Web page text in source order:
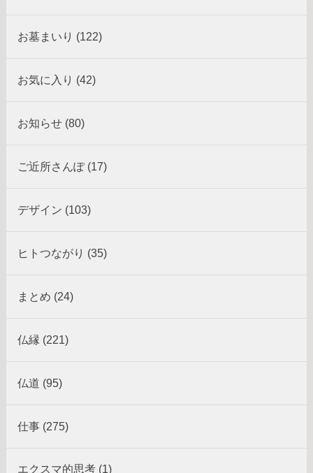
お墓まいり (122)
お気に入り (42)
お知らせ (80)
ご近所さんぽ (17)
デザイン (103)
ヒトつながり (35)
まとめ (24)
仏縁 (221)
仏道 (95)
仕事 (275)
エクスマ的思考 (1)